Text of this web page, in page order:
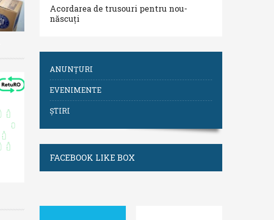
Acordarea de trusouri pentru nou-
născuți
ANUNȚURI
EVENIMENTE
ȘTIRI
FACEBOOK LIKE BOX